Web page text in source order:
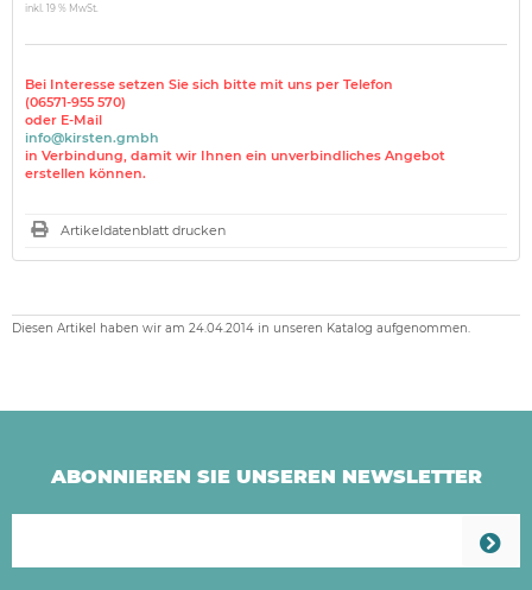
inkl. 19 % MwSt.
Bei Interesse setzen Sie sich bitte mit uns per Telefon
(06571-955 570)
oder E-Mail
info@kirsten.gmbh
in Verbindung, damit wir Ihnen ein unverbindliches Angebot
erstellen können.
Artikeldatenblatt drucken
Diesen Artikel haben wir am 24.04.2014 in unseren Katalog aufgenommen.
ABONNIEREN SIE UNSEREN NEWSLETTER